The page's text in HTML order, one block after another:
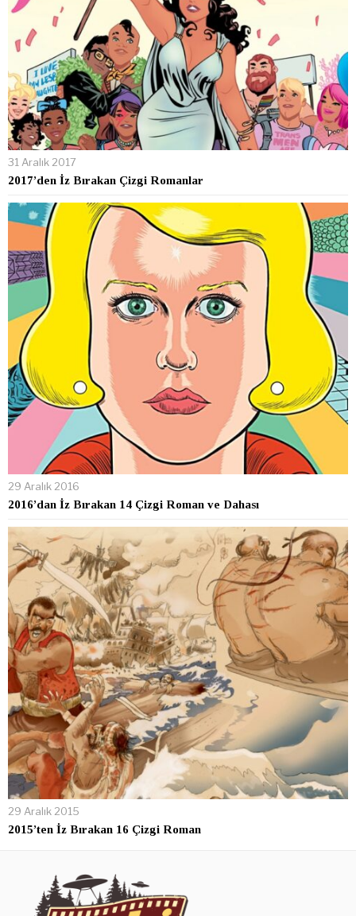
31 Aralık 2017
2017’den İz Bırakan Çizgi Romanlar
29 Aralık 2016
2016’dan İz Bırakan 14 Çizgi Roman ve Dahası
29 Aralık 2015
2015’ten İz Bırakan 16 Çizgi Roman